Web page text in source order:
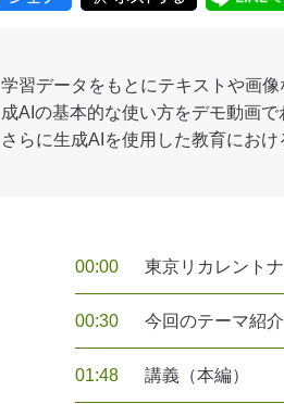
学習データをもとにテキストや画
成AIの基本的な使い方をデモ動画
さらに生成AIを使用した教育にお
00:00 東京リカレント
00:30 今回のテーマ紹介
01:48 講義（本編）